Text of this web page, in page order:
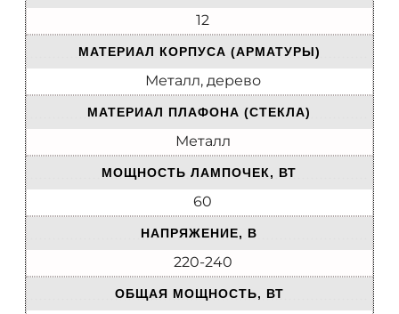
12
МАТЕРИАЛ КОРПУСА (АРМАТУРЫ)
Металл, дерево
МАТЕРИАЛ ПЛАФОНА (СТЕКЛА)
Металл
МОЩНОСТЬ ЛАМПОЧЕК, ВТ
60
НАПРЯЖЕНИЕ, В
220-240
ОБЩАЯ МОЩНОСТЬ, ВТ